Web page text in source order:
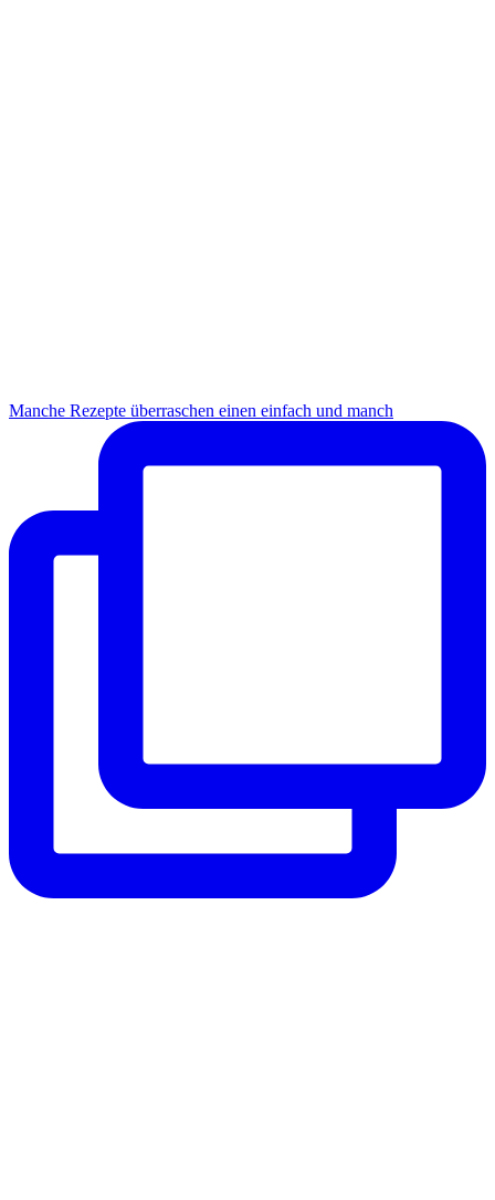
Manche Rezepte überraschen einen einfach und manch